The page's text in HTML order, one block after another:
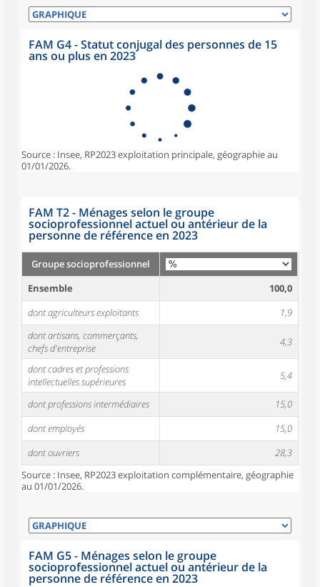
FAM G4 - Statut conjugal des personnes de 15
ans ou plus en 2023
Source : Insee, RP2023 exploitation principale, géographie au
01/01/2026.
FAM T2 - Ménages selon le groupe
socioprofessionnel actuel ou antérieur de la
personne de référence en 2023
Groupe socioprofessionnel
Ensemble
100,0
dont agriculteurs exploitants
1,9
dont artisans, commerçants,
chefs d'entreprise
4,3
dont cadres et professions
intellectuelles supérieures
5,4
dont professions intermédiaires
15,0
dont employés
15,0
dont ouvriers
28,3
Source : Insee, RP2023 exploitation complémentaire, géographie
au 01/01/2026.
FAM G5 - Ménages selon le groupe
socioprofessionnel actuel ou antérieur de la
personne de référence en 2023